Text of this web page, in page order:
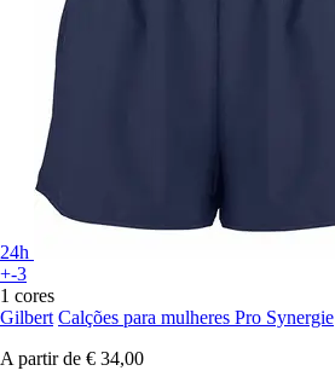
24h
+-3
1 cores
Gilbert Calções para mulheres Pro Synergie
A partir de € 34,00